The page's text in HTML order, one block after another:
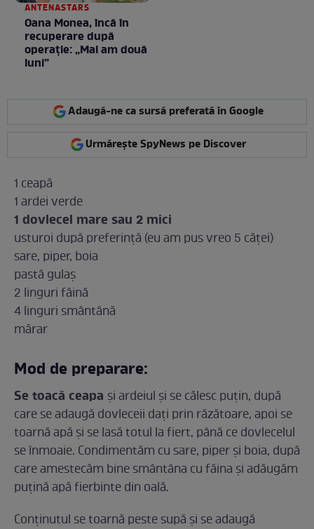
ANTENASTARS
Oana Monea, încă în
recuperare după
operație: „Mai am două
luni”
Adaugă-ne ca sursă preferată în Google
Urmărește SpyNews pe Discover
1 ceapă
1 ardei verde
1 dovlecel mare sau 2 mici
usturoi după preferință (eu am pus vreo 5 căței)
sare, piper, boia
pastă gulaș
2 linguri făină
4 linguri smântână
mărar
Mod de preparare:
Se toacă ceapa și ardeiul și se călesc puțin, după
care se adaugă dovleceii dați prin răzătoare, apoi se
toarnă apă și se lasă totul la fiert, până ce dovlecelul
se înmoaie. Condimentăm cu sare, piper și boia, după
care amestecăm bine smântâna cu făina și adăugăm
puțină apă fierbinte din oală.
Conținutul se toarnă peste supă și se adaugă